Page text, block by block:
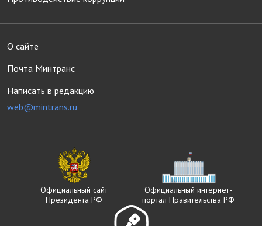
О сайте
Почта Минтранс
Написать в редакцию
web@mintrans.ru
Официальный сайт
Президента РФ
Официальный интернет-
портал Правительства РФ